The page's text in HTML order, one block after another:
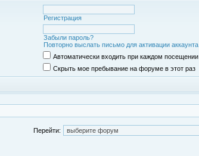
Регистрация
Забыли пароль?
Повторно выслать письмо для активации аккаунта
Автоматически входить при каждом посещении
Скрыть мое пребывание на форуме в этот раз
Перейти: